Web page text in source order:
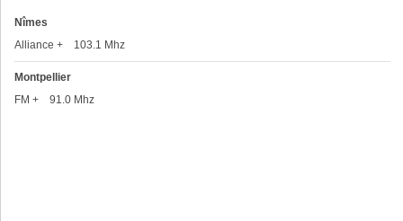
Nîmes
Alliance + 103.1 Mhz
Montpellier
FM + 91.0 Mhz